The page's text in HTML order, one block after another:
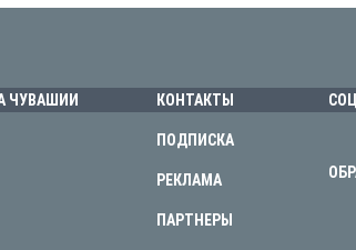
ЧУВАШИИ КОНТАКТЫ
ПОДПИСКА
РЕКЛАМА
ПАРТНЕРЫ